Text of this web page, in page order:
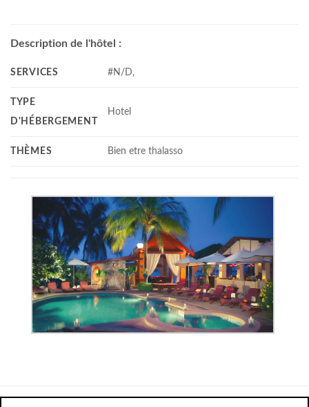
Description de l'hôtel :
SERVICES #N/D,
TYPE
D'HÉBERGEMENT
Hotel
THÈMES Bien etre thalasso